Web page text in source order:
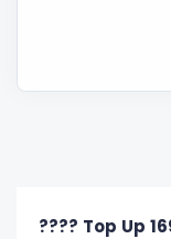
???? Top Up